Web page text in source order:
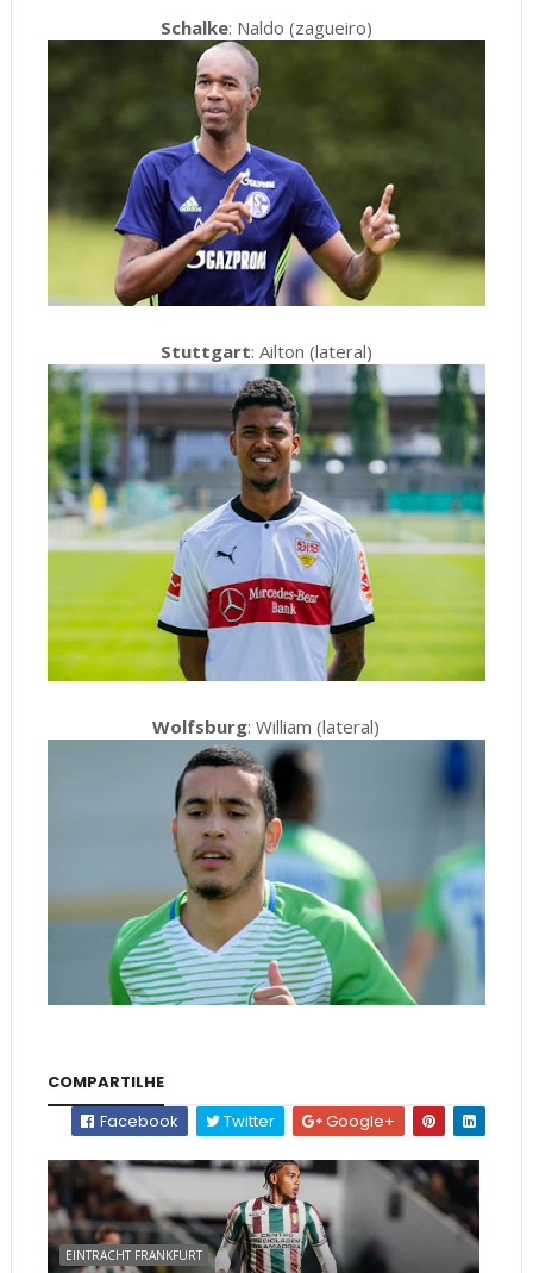
Schalke: Naldo (zagueiro)
Stuttgart: Ailton (lateral)
Wolfsburg: William (lateral)
COMPARTILHE
Facebook
Twitter Google+
EINTRACHT FRANKFURT